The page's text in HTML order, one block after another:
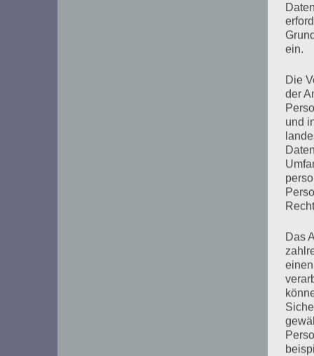
ein.
Die
der
und
Das